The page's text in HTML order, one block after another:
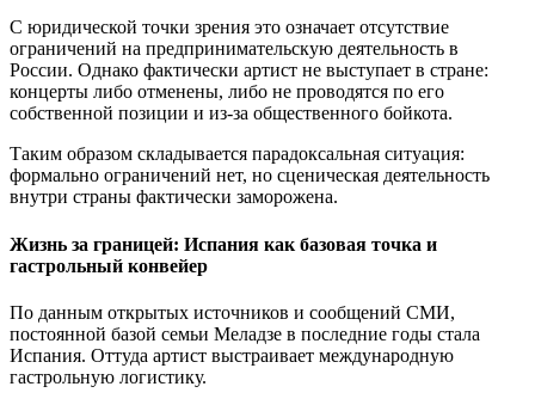
С юридической точки зрения это означает отсутствие
ограничений на предпринимательскую деятельность в
России. Однако фактически артист не выступает в стране:
концерты либо отменены, либо не проводятся по его
собственной позиции и из-за общественного бойкота.
Таким образом складывается парадоксальная ситуация:
формально ограничений нет, но сценическая деятельность
внутри страны фактически заморожена.
Жизнь за границей: Испания как базовая точка и
гастрольный конвейер
По данным открытых источников и сообщений СМИ,
постоянной базой семьи Меладзе в последние годы стала
Испания. Оттуда артист выстраивает международную
гастрольную логистику.